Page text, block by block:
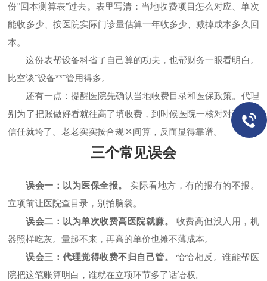
份"回本测算表"过去。表里写清：当地收费项目怎么对应、单次
能收多少、按医院实际门诊量估算一年收多少、减掉成本多久回
本。
这份表帮设备科省了自己算的功夫，也帮财务一眼看明白。
比空谈"设备**"管用得多。
还有一点：提醒医院先确认当地收费目录和医保政策。代理
别为了把账做好看就往高了填收费，到时候医院一核对对不上，
信任就垮了。老老实实按合规区间算，反而显得靠谱。
三个常见误会
误会一：以为医保全报。
实际看地方，有的报有的不报。
立项前让医院查目录，别拍脑袋。
误会二：以为单次收费高医院就赚。
收费高但没人用，机
器照样吃灰。量起不来，再高的单价也摊不薄成本。
误会三：代理觉得收费不归自己管。
恰恰相反。谁能帮医
院把这笔账算明白，谁就在立项环节多了话语权。